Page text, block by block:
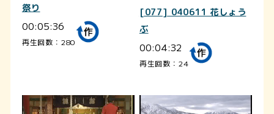
祭り
00:05:36
再生回数：280
[077] 040611 花しょう
ぶ
00:04:32
再生回数：24